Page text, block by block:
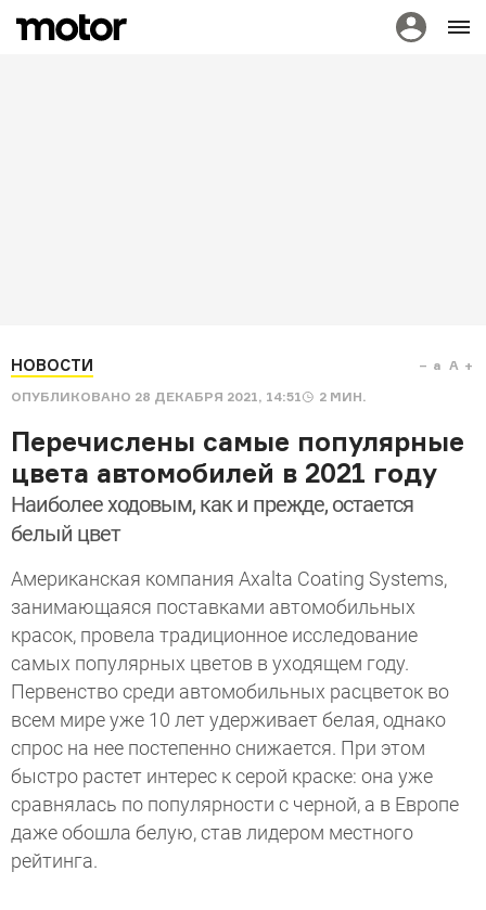
НОВОСТИ
ОПУБЛИКОВАНО 28 ДЕКАБРЯ 2021, 14:51 2 МИН.
a A
Перечислены самые популярные
цвета автомобилей в 2021 году
Наиболее ходовым, как и прежде, остается
белый цвет
Американская компания Axalta Coating Systems,
занимающаяся поставками автомобильных
красок, провела традиционное исследование
самых популярных цветов в уходящем году.
Первенство среди автомобильных расцветок во
всем мире уже 10 лет удерживает белая, однако
спрос на нее постепенно снижается. При этом
быстро растет интерес к серой краске: она уже
сравнялась по популярности с черной, а в Европе
даже обошла белую, став лидером местного
рейтинга.